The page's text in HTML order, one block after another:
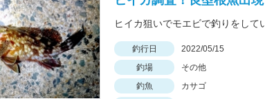
ヒイカ狙いでモエビで釣りをして
釣行日 2022/05/15
釣場
その他
釣魚
カサゴ